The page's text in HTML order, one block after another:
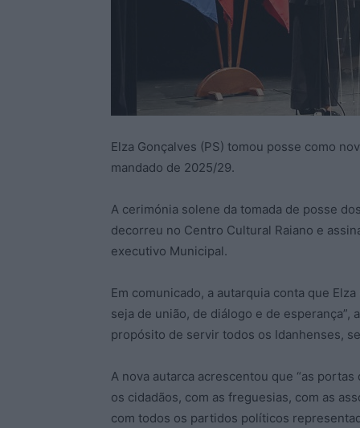
Elza Gonçalves (PS) tomou posse como
mandado de 2025/29.
A cerimónia solene da tomada de posse
decorreu no Centro Cultural Raiano e
executivo Municipal.
Em comunicado, a autarquia conta que
seja de união, de diálogo e de esperança”,
propósito de servir todos os Idanhenses,
A nova autarca acrescentou que “as
os cidadãos, com as freguesias, com as
com todos os partidos políticos